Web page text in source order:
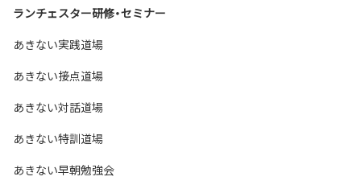
ランチェスター研修・セミナー
あきない実践道場
あきない接点道場
あきない対話道場
あきない特訓道場
あきない早朝勉強会